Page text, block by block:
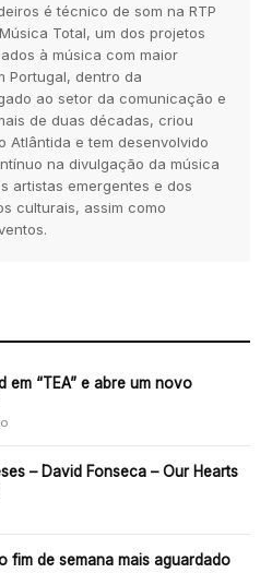
é técnico de som na RTP
Total, um dos projetos
à música com maior
Portugal, dentro da
ao setor da comunicação e
de duas décadas, criou
Atlântida e tem desenvolvido
na divulgação da música
artistas emergentes e dos
culturais, assim como
em “TEA” e abre um novo
– David Fonseca – Our Hearts
fim de semana mais aguardado